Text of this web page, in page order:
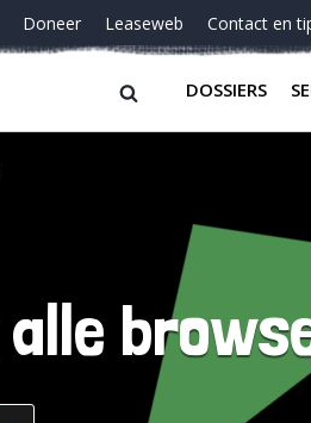
Doneer Leaseweb Contact en
DOSSIERS